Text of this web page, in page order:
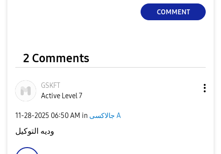
COMMENT
2 Comments
GSKFT
Active Level 7
‎11-28-2025 06:50 AM in جالاكسى A
وديه التوكيل